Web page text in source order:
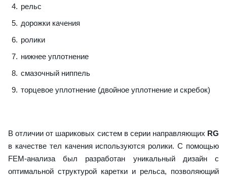
рельс
дорожки качения
ролики
нижнее уплотнение
смазочный ниппель
торцевое уплотнение (двойное уплотнение и скребок)
В отличии от шариковых систем в серии направляющих RG
в качестве тел качения используются ролики. С помощью
FEM-анализа был разработан уникальный дизайн с
оптимальной структурой каретки и рельса, позволяющий